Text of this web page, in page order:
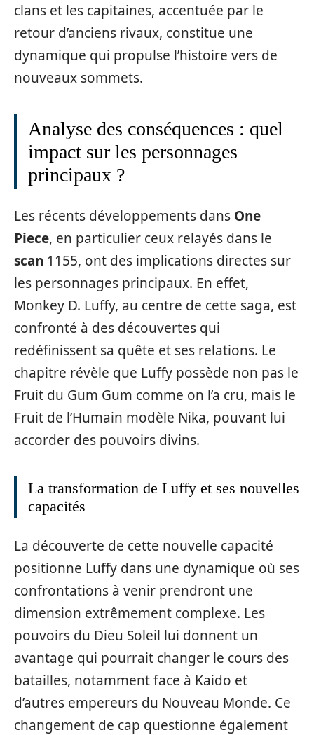
clans et les capitaines, accentuée par le
retour d’anciens rivaux, constitue une
dynamique qui propulse l’histoire vers de
nouveaux sommets.
Analyse des conséquences : quel
impact sur les personnages
principaux ?
Les récents développements dans One
Piece, en particulier ceux relayés dans le
scan 1155, ont des implications directes sur
les personnages principaux. En effet,
Monkey D. Luffy, au centre de cette saga, est
confronté à des découvertes qui
redéfinissent sa quête et ses relations. Le
chapitre révèle que Luffy possède non pas le
Fruit du Gum Gum comme on l’a cru, mais le
Fruit de l’Humain modèle Nika, pouvant lui
accorder des pouvoirs divins.
La transformation de Luffy et ses nouvelles
capacités
La découverte de cette nouvelle capacité
positionne Luffy dans une dynamique où ses
confrontations à venir prendront une
dimension extrêmement complexe. Les
pouvoirs du Dieu Soleil lui donnent un
avantage qui pourrait changer le cours des
batailles, notamment face à Kaido et
d’autres empereurs du Nouveau Monde. Ce
changement de cap questionne également